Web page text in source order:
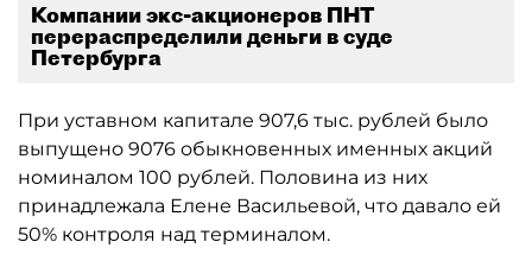
Компании экс-акционеров ПНТ
перераспределили деньги в суде
Петербурга
При уставном капитале 907,6 тыс. рублей было
выпущено 9076 обыкновенных именных акций
номиналом 100 рублей. Половина из них
принадлежала Елене Васильевой, что давало ей
50% контроля над терминалом.